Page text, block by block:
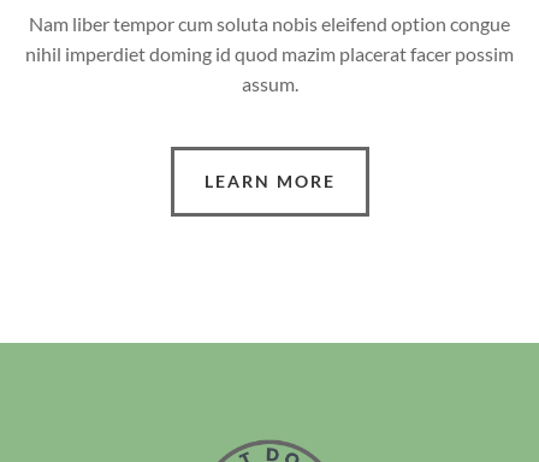
Nam liber tempor cum soluta nobis eleifend option congue
nihil imperdiet doming id quod mazim placerat facer possim
assum.
LEARN MORE